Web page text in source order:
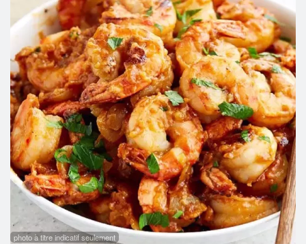
Rechercher
photo à titre indicatif seulement